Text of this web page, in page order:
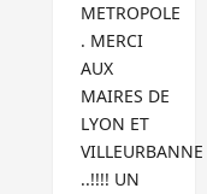
METROPOLE
. MERCI
AUX
MAIRES DE
LYON ET
VILLEURBANNE
..!!!! UN